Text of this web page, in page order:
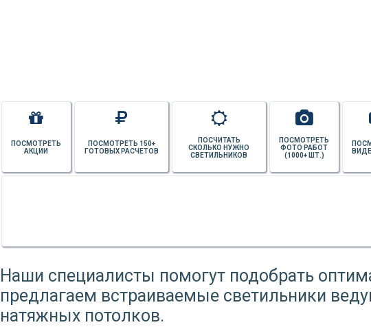
ПОСМОТРЕТЬ
ФОТО РАБОТ
(1000+ ШТ.)
ПОСЧИТАТЬ
СКОЛЬКО НУЖНО
СВЕТИЛЬНИКОВ
ПОСМОТРЕТЬ 150+
ГОТОВЫХ РАСЧЕТОВ
ПОСМОТРЕТЬ
АКЦИИ
Наши специалисты помогут подобрать
предлагаем встраиваемые светильники
натяжных потолков.